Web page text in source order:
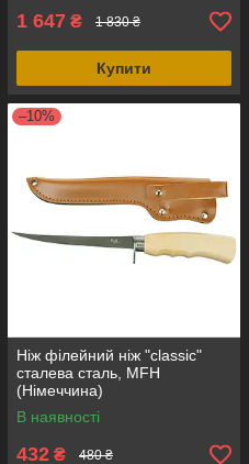
1 647 ₴ 1 830 ₴
Купити
–10%
Ніж філейний ніж "classic"
сталева сталь, MFH
(Німеччина)
В наявності
432 ₴ 480 ₴